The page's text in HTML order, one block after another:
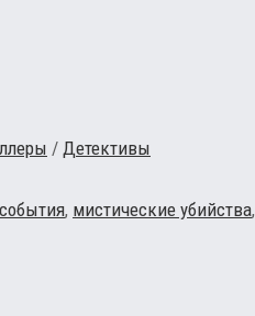
/ Детективы
, мистические убийства,